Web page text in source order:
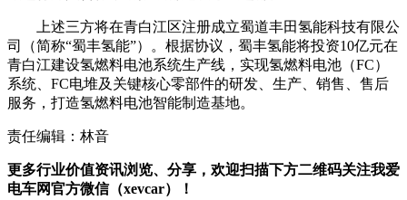
上述三方将在青白江区注册成立蜀道丰田氢能科技有限公
司（简称“蜀丰氢能”）。根据协议，蜀丰氢能将投资10亿元在
青白江建设氢燃料电池系统生产线，实现氢燃料电池（FC）
系统、FC电堆及关键核心零部件的研发、生产、销售、售后
服务，打造氢燃料电池智能制造基地。
责任编辑：林音
更多行业价值资讯浏览、分享，欢迎扫描下方二维码关注我爱
电车网官方微信（xevcar）！